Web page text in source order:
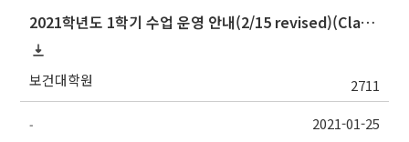
2021학년도 1학기 수업 운영 안내(2/15 revised)(Class Operation Guide for Spring Semester 2021)
보건대학원 2711
- 2021-01-25